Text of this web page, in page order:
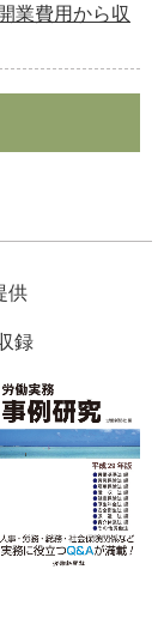
業費用から収
供
録